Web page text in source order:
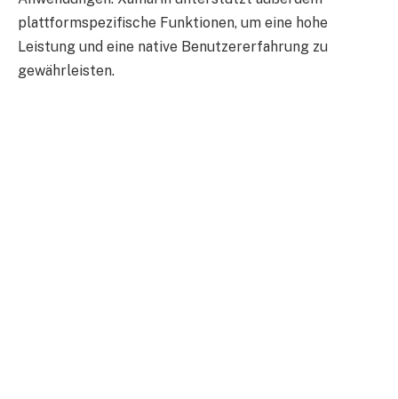
plattformspezifische Funktionen, um eine hohe
Leistung und eine native Benutzererfahrung zu
gewährleisten.